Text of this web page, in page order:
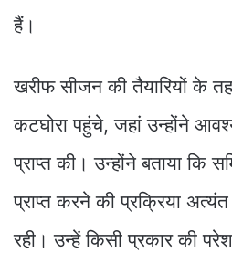
हैं।
खरीफ सीजन की तैयारियों के
कटघोरा पहुंचे, जहां उन्होंने
प्राप्त की। उन्होंने बताया कि
प्राप्त करने की प्रक्रिया
रही। उन्हें किसी प्रकार की